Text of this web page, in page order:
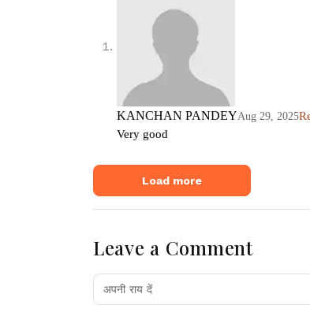
KANCHAN PANDEYAug 29, 2025
Very good
Load more
Leave a Comment